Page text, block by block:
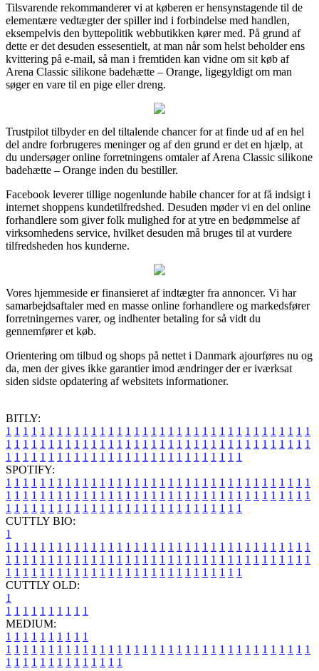
Tilsvarende rekommanderer vi at køberen er hensynstagende til de
elementære vedtægter der spiller ind i forbindelse med handlen,
eksempelvis den byttepolitik webbutikken kører med. På grund af
dette er det desuden essesentielt, at man når som helst beholder ens
kvittering på e-mail, så man i fremtiden kan vidne om sit køb af
Arena Classic silikone badehætte – Orange, ligegyldigt om man
søger en vare til en pige eller dreng.
Trustpilot tilbyder en del tiltalende chancer for at finde ud af en hel
del andre forbrugeres meninger og af den grund er det en hjælp, at
du undersøger online forretningens omtaler af Arena Classic silikone
badehætte – Orange inden du bestiller.
Facebook leverer tillige nogenlunde habile chancer for at få indsigt i
internet shoppens kundetilfredshed. Desuden møder vi en del online
forhandlere som giver folk mulighed for at ytre en bedømmelse af
virksomhedens service, hvilket desuden må bruges til at vurdere
tilfredsheden hos kunderne.
Vores hjemmeside er finansieret af indtægter fra annoncer. Vi har
samarbejdsaftaler med en masse online forhandlere og markedsfører
forretningernes varer, og indhenter betaling for så vidt du
gennemfører et køb.
Orientering om tilbud og shops på nettet i Danmark ajourføres nu og
da, men der gives ikke garantier imod ændringer der er iværksat
siden sidste opdatering af websitets informationer.
BITLY:
1 1 1 1 1 1 1 1 1 1 1 1 1 1 1 1 1 1 1 1 1 1 1 1 1 1 1 1 1 1 1 1 1 1 1 1
1 1 1 1 1 1 1 1 1 1 1 1 1 1 1 1 1 1 1 1 1 1 1 1 1 1 1 1 1 1 1 1 1 1 1 1
1 1 1 1 1 1 1 1 1 1 1 1 1 1 1 1 1 1 1 1 1 1 1 1 1 1 1 1
SPOTIFY:
1 1 1 1 1 1 1 1 1 1 1 1 1 1 1 1 1 1 1 1 1 1 1 1 1 1 1 1 1 1 1 1 1 1 1 1
1 1 1 1 1 1 1 1 1 1 1 1 1 1 1 1 1 1 1 1 1 1 1 1 1 1 1 1 1 1 1 1 1 1 1 1
1 1 1 1 1 1 1 1 1 1 1 1 1 1 1 1 1 1 1 1 1 1 1 1 1 1 1 1
CUTTLY BIO:
1
1 1 1 1 1 1 1 1 1 1 1 1 1 1 1 1 1 1 1 1 1 1 1 1 1 1 1 1 1 1 1 1 1 1 1 1
1 1 1 1 1 1 1 1 1 1 1 1 1 1 1 1 1 1 1 1 1 1 1 1 1 1 1 1 1 1 1 1 1 1 1 1
1 1 1 1 1 1 1 1 1 1 1 1 1 1 1 1 1 1 1 1 1 1 1 1 1 1 1 1
CUTTLY OLD:
1
1 1 1 1 1 1 1 1 1 1
MEDIUM:
1 1 1 1 1 1 1 1 1 1
1 1 1 1 1 1 1 1 1 1 1 1 1 1 1 1 1 1 1 1 1 1 1 1 1 1 1 1 1 1 1 1 1 1 1 1
1 1 1 1 1 1 1 1 1 1 1 1 1 1